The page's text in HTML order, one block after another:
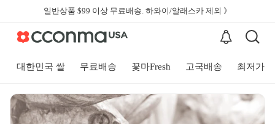
일반상품 $99 이상 무료배송. 하와이/알래스카 제외 》
대한민국 쌀 무료배송 꽃마Fresh 고국배송 최저가